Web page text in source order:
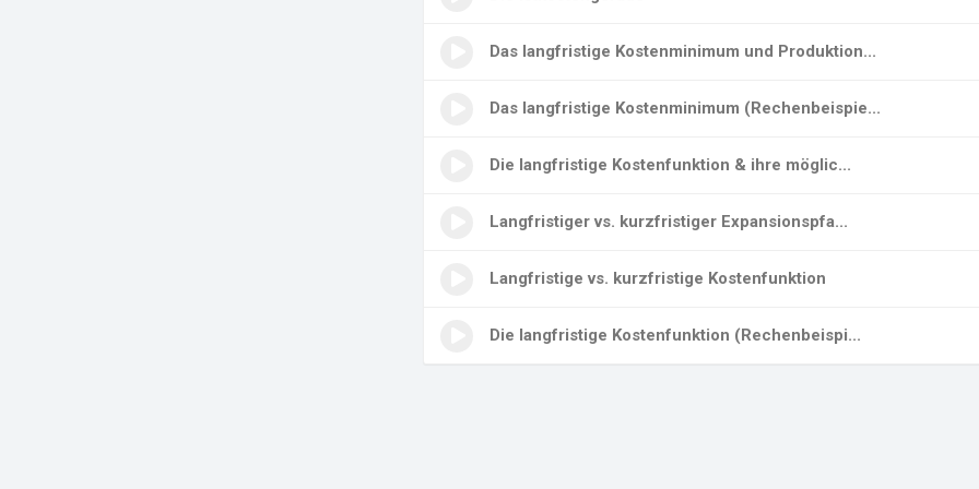
Das langfristige Kostenminimum und Produktion...
Das langfristige Kostenminimum (Rechenbeispie...
Die langfristige Kostenfunktion & ihre möglic...
Langfristiger vs. kurzfristiger Expansionspfa...
Langfristige vs. kurzfristige Kostenfunktion
Die langfristige Kostenfunktion (Rechenbeispi...